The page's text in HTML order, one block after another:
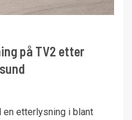
på TV2 etter
etterlysning i blant